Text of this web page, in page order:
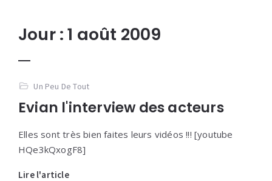
Jour :1 août 2009
Un Peu De Tout
Evian l'interview des acteurs
Elles sont très bien faites leurs vidéos !!! [youtube
HQe3kQxogF8]
Lire l'article